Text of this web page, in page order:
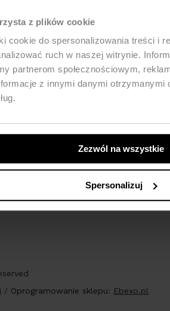
z plików cookie
cookie do spersonalizowania treści i
ruch w naszej witrynie.
partnerom społecznościowym,
z innymi danymi
Zezwól na wszystkie
Spersonalizuj
/ Oprogramowanie sklepu: Ebexo.pl